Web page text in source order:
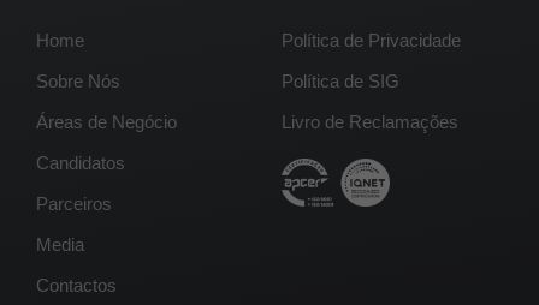
Home
Sobre Nós
Áreas de Negócio
Candidatos
Parceiros
Media
Contactos
Política de Privacidade
Política de SIG
Livro de Reclamações